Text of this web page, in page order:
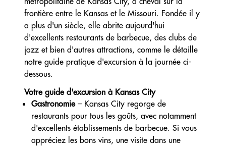
frontière entre le Kansas et le Missouri. Fondée il y
a plus d'un siècle, elle abrite aujourd'hui
d'excellents restaurants de barbecue, des clubs de
jazz et bien d'autres attractions, comme le détaille
notre guide pratique d'excursion à la journée ci-
dessous.
Votre guide d'excursion à Kansas City
Gastronomie– Kansas City regorge de
restaurants pour tous les goûts, avec notamment
d'excellents établissements de barbecue. Si vous
appréciez les bons vins, une visite dans une